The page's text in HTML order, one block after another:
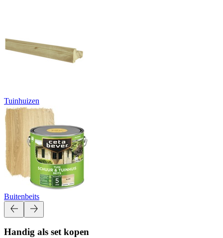
Tuinhuizen
Buitenbeits
Handig als set kopen